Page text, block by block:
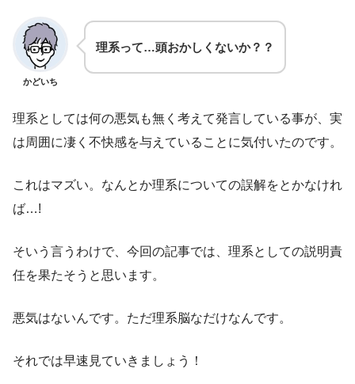
かどいち
理系って…頭おかしくないか？？
理系としては何の悪気も無く考えて発言している事が、実
は周囲に凄く不快感を与えていることに気付いたのです。
これはマズい。なんとか理系についての誤解をとかなけれ
ば…!
そいう言うわけで、今回の記事では、理系としての説明責
任を果たそうと思います。
悪気はないんです。ただ理系脳なだけなんです。
それでは早速見ていきましょう！